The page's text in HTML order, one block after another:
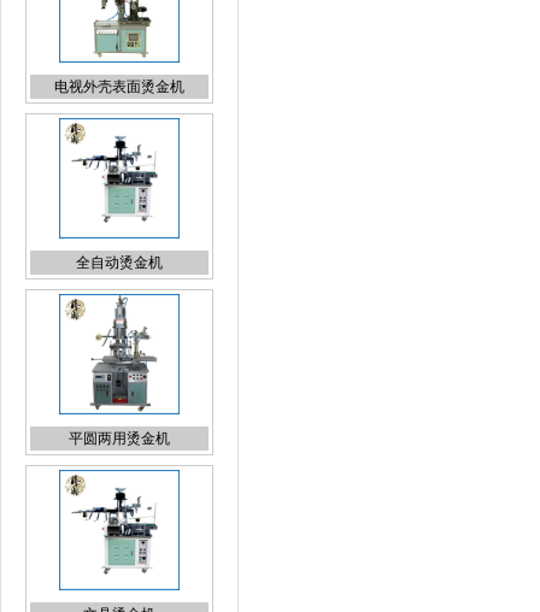
全自动烫金机
平圆两用烫金机
文具烫金机